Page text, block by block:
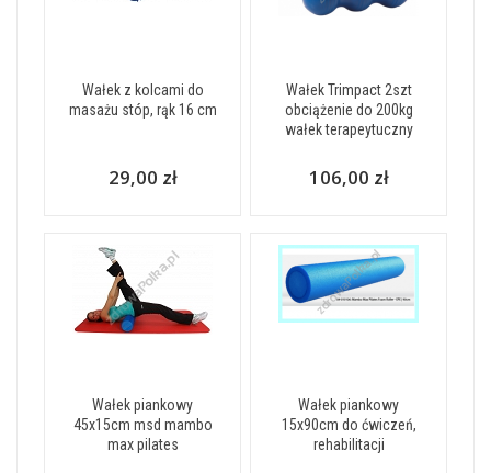
Wałek z kolcami do
masażu stóp, rąk 16 cm
29,00 zł
Wałek Trimpact 2szt
obciążenie do 200kg
wałek terapeytuczny
106,00 zł
Wałek piankowy
45x15cm msd mambo
max pilates
Wałek piankowy
15x90cm do ćwiczeń,
rehabilitacji